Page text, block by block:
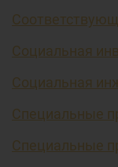
Социальная
Социальная
Специальные
Специальные